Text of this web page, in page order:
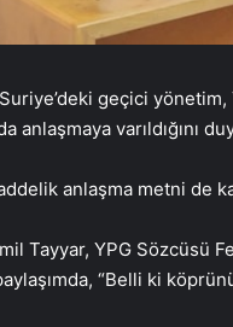
geçici
anlaşmaya varıldığını
anlaşma metni de
Tayyar, YPG Sözcüsü
“Belli ki